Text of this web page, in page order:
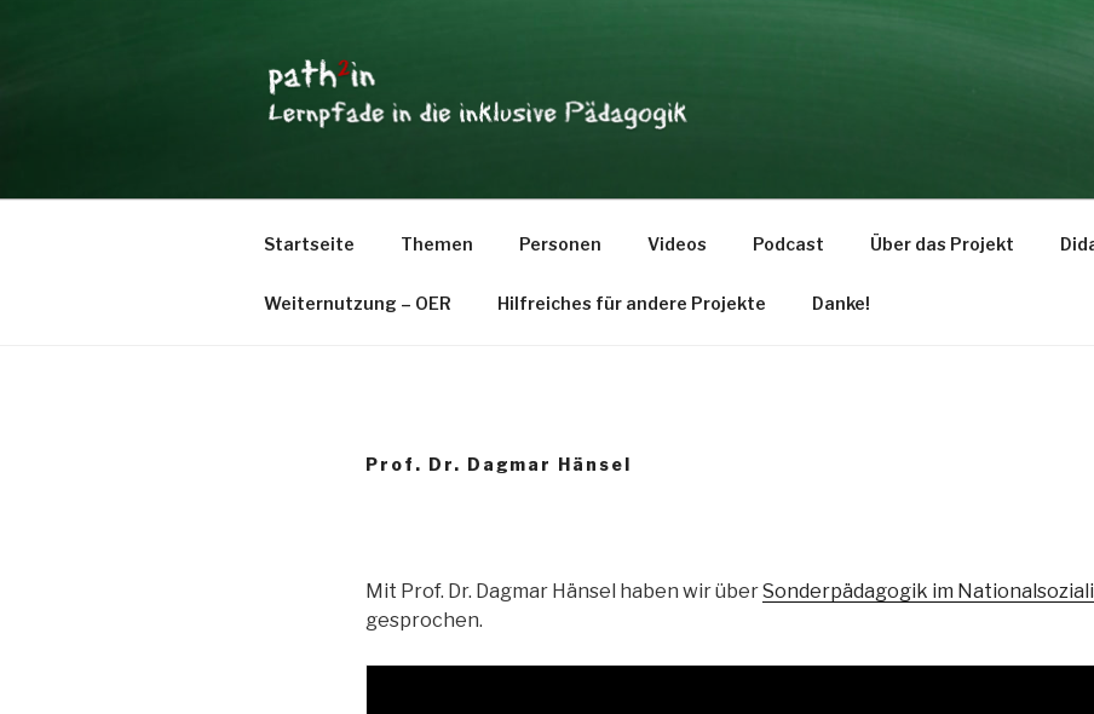
Startseite Themen Personen Videos Podcast Über das Projekt
Weiternutzung – OER Hilfreiches für andere Projekte Danke!
Prof. Dr. Dagmar Hänsel
Mit Prof. Dr. Dagmar Hänsel haben wir überSonderpädagogik im
gesprochen.